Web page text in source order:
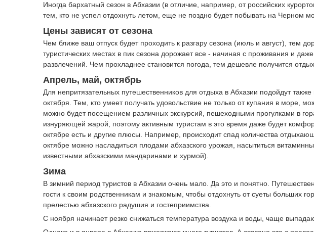
Иногда бархатный сезон в Абхазии (в отличие, например, от российских
тем, кто не успел отдохнуть летом, еще не поздно будет побывать на Черном
Цены зависят от сезона
Чем ближе ваш отпуск будет проходить к разгару сезона (июль и август), тем
туристических местах в пик сезона дорожает все - начиная с проживания и
развлечений. Чем прохладнее становится погода, тем дешевле получится
Апрель, май, октябрь
Для непритязательных путешественников для отдыха в Абхазии подойдут
октября. Тем, кто умеет получать удовольствие не только от купания в море,
можно будет посещением различных экскурсий, пешеходными прогулками в
изнуряющей жарой, поэтому активным туристам в это время даже будет
октябре есть и другие плюсы. Например, происходит спад количества
октябре можно насладиться плодами абхазского урожая, насытиться
известными абхазскими мандаринами и хурмой).
Зима
В зимний период туристов в Абхазии очень мало. Да это и понятно.
гости к своим родственникам и знакомым, чтобы отдохнуть от суеты больших
прелестью абхазского радушия и гостеприимства.
С ноября начинает резко снижаться температура воздуха и воды, чаще